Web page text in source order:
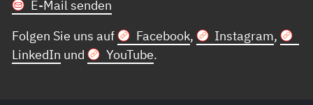
E-Mail senden
Folgen Sie uns auf
Facebook, Instagram,
LinkedIn und YouTube.